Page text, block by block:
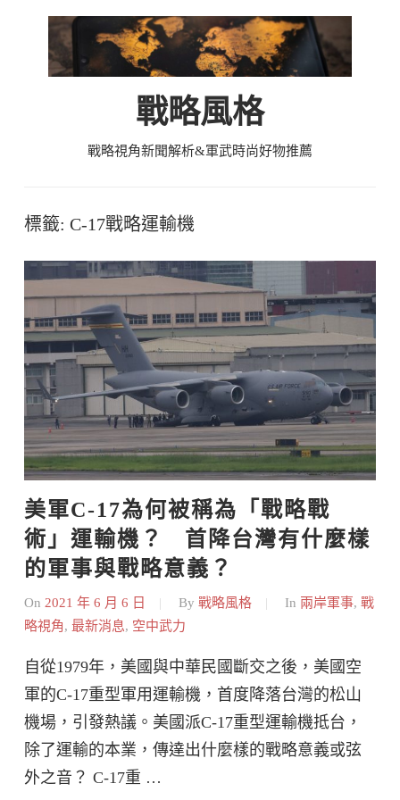
戰略風格
戰略視角新聞解析&軍武時尚好物推薦
標籤: C-17戰略運輸機
美軍C-17為何被稱為「戰略戰
術」運輸機？   首降台灣有什麼樣
的軍事與戰略意義？
On 2021 年 6 月 6 日 By 戰略風格 In 兩岸軍事, 戰
略視角, 最新消息, 空中武力
自從1979年，美國與中華民國斷交之後，美國空
軍的C-17重型軍用運輸機，首度降落台灣的松山
機場，引發熱議。美國派C-17重型運輸機抵台，
除了運輸的本業，傳達出什麼樣的戰略意義或弦
外之音？ C-17重 …